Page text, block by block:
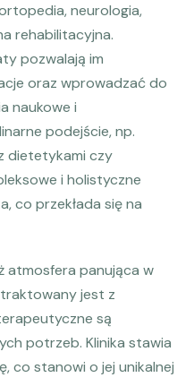
neurologia,
rehabilitacyjna.
pozwalają im
oraz wprowadzać do
naukowe i
podejście, np.
dietetykami czy
i holistyczne
co przekłada się na
atmosfera panująca w
jest z
są
potrzeb. Klinika stawia
co stanowi o jej unikalnej